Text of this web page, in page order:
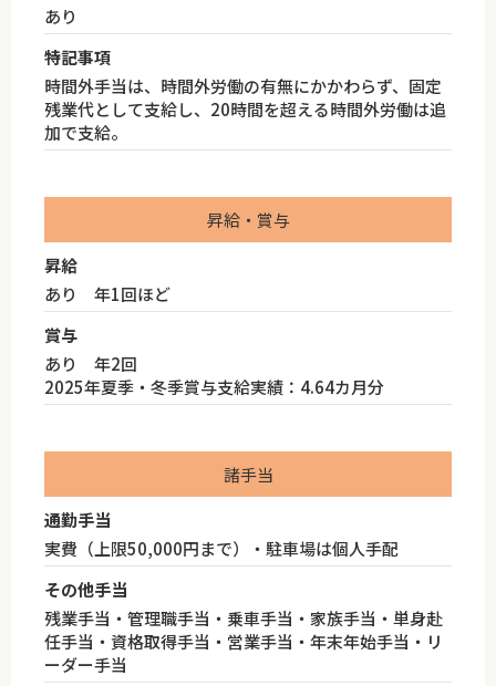
あり
特記事項
時間外手当は、時間外労働の有無にかかわらず、固定
残業代として支給し、20時間を超える時間外労働は追
加で支給。
昇給・賞与
昇給
あり 年1回ほど
賞与
あり 年2回
2025年夏季・冬季賞与支給実績：4.64カ月分
諸手当
通勤手当
実費（上限50,000円まで）・駐車場は個人手配
その他手当
残業手当・管理職手当・乗車手当・家族手当・単身赴
任手当・資格取得手当・営業手当・年末年始手当・リ
ーダー手当